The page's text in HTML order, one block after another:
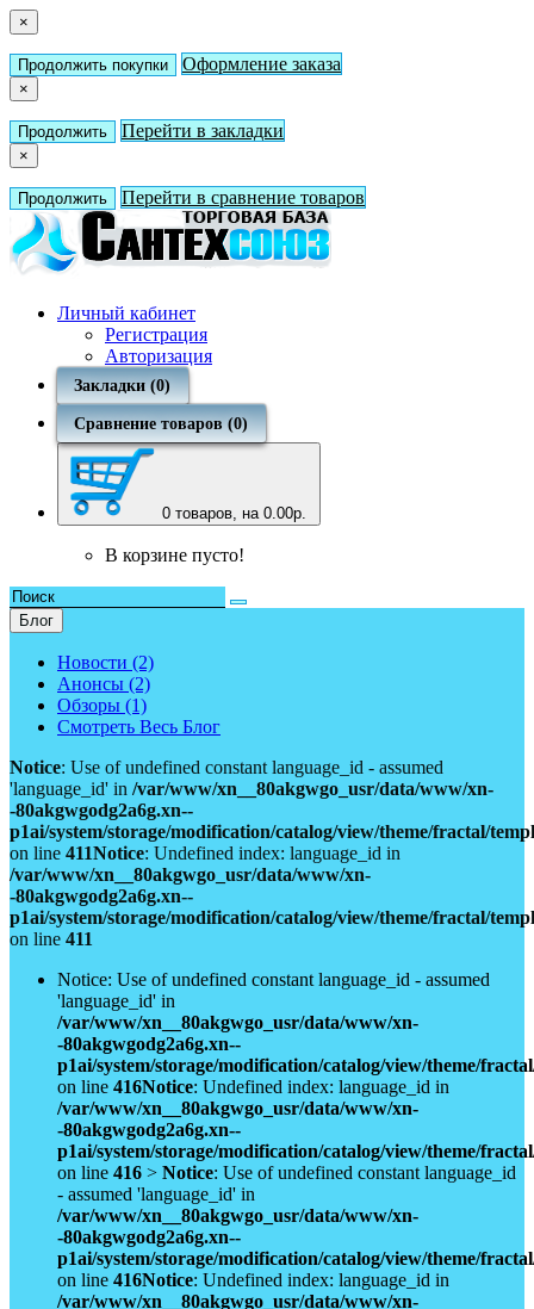
×
Продолжить покупки Оформление заказа
×
Продолжить Перейти в закладки
×
Продолжить Перейти в сравнение товаров
Личный кабинет
Регистрация
Авторизация
Закладки (0)
Сравнение товаров (0)
0 товаров, на 0.00р.
В корзине пусто!
Блог
Новости (2)
Анонсы (2)
Обзоры (1)
Смотреть Весь Блог
Notice: Use of undefined constant language_id - assumed
'language_id' in /var/www/xn__80akgwgo_usr/data/www/xn-
-80akgwgodg2a6g.xn--
p1ai/system/storage/modification/catalog/view/theme/fractal/
on line 411Notice: Undefined index: language_id in
/var/www/xn__80akgwgo_usr/data/www/xn-
-80akgwgodg2a6g.xn--
p1ai/system/storage/modification/catalog/view/theme/fractal/
on line 411
Notice: Use of undefined constant language_id - assumed
'language_id' in
/var/www/xn__80akgwgo_usr/data/www/xn-
-80akgwgodg2a6g.xn--
p1ai/system/storage/modification/catalog/view/theme/
on line 416Notice: Undefined index: language_id in
/var/www/xn__80akgwgo_usr/data/www/xn-
-80akgwgodg2a6g.xn--
p1ai/system/storage/modification/catalog/view/theme/
on line 416 > Notice: Use of undefined constant language_id
- assumed 'language_id' in
/var/www/xn__80akgwgo_usr/data/www/xn-
-80akgwgodg2a6g.xn--
p1ai/system/storage/modification/catalog/view/theme/
on line 416Notice: Undefined index: language_id in
/var/www/xn__80akgwgo_usr/data/www/xn-